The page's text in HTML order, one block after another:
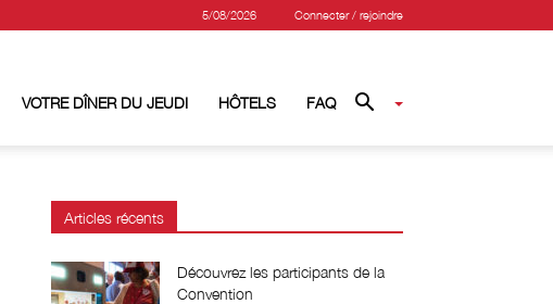
5/08/2026 Connecter / rejoindre
VOTRE DÎNER DU JEUDI HÔTELS FAQ
Articles récents
Découvrez les participants de la
Convention